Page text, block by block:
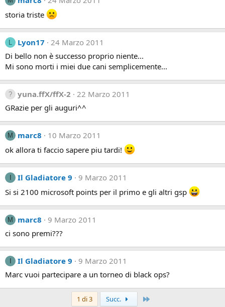
storia triste
L Lyon17
24 Marzo 2011
Di bello non è successo proprio niente...
Mi sono morti i miei due cani semplicemente...
yuna.ffX/ffX-2
22 Marzo 2011
GRazie per gli auguri^^
M marc8
10 Marzo 2011
ok allora ti faccio sapere piu tardi!
Il Gladiatore 9
9 Marzo 2011
Si si 2100 microsoft points per il primo e gli altri gsp
M marc8
9 Marzo 2011
ci sono premi???
Il Gladiatore 9
9 Marzo 2011
Marc vuoi partecipare a un torneo di black ops?
1 di 3 Succ.